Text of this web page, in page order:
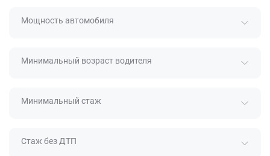
Мощность автомобиля
Минимальный возраст водителя
Минимальный стаж
Стаж без ДТП